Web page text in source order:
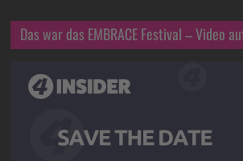
Das war das EMBRACE Festival – Video